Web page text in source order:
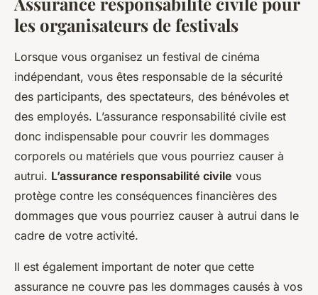
les organisateurs de festivals
Lorsque vous organisez un festival de cinéma
indépendant, vous êtes responsable de la sécurité
des participants, des spectateurs, des bénévoles et
des employés. L’assurance responsabilité civile est
donc indispensable pour couvrir les dommages
corporels ou matériels que vous pourriez causer à
autrui. L’assurance responsabilité civile vous
protège contre les conséquences financières des
dommages que vous pourriez causer à autrui dans le
cadre de votre activité.
Il est également important de noter que cette
assurance ne couvre pas les dommages causés à vos